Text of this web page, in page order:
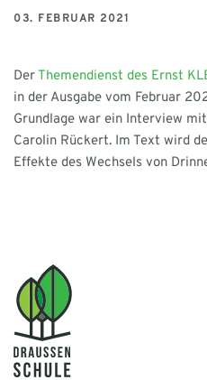
03. FEBRUAR 2021
DerThemendienst des Ernst
in der Ausgabe vom Februar
Grundlage war ein Interview
Carolin Rückert. Im Text wird
Effekte des Wechsels von